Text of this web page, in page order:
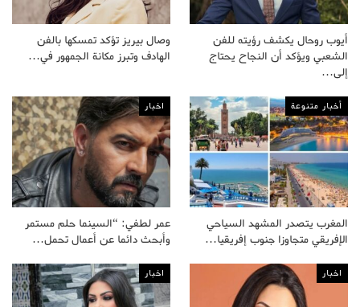
أيوب روحال يكشف رؤيته للفن
الشعبي ويؤكد أن النجاح يحتاج
إلى…
وصال بيريز تؤكد تمسكها بالفن
الهادف وتبرز مكانة الجمهور في…
أخبار متنوعة
المغرب يتصدر المشهد السياحي
الإفريقي متجاوزا جنوب إفريقيا…
اخبار
عمر لطفي: “السينما حلم مستمر
وأبحث دائما عن أعمال تحمل…
اخبار اخبار